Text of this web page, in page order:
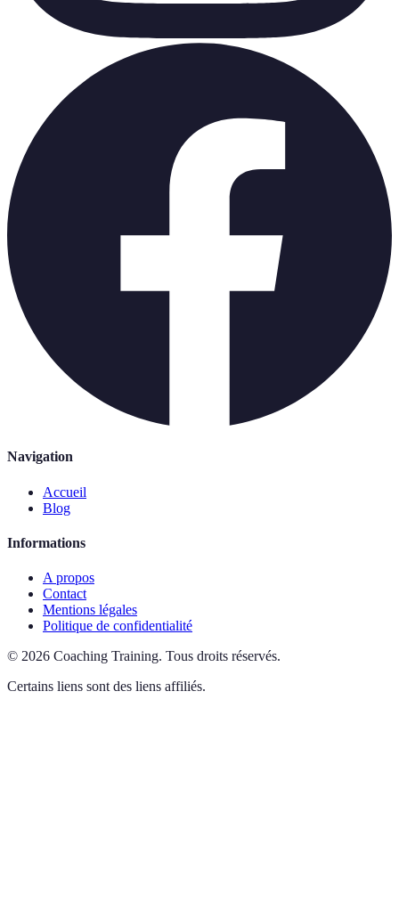
Navigation
Accueil
Blog
Informations
A propos
Contact
Mentions légales
Politique de confidentialité
© 2026 Coaching Training. Tous droits réservés.
Certains liens sont des liens affiliés.